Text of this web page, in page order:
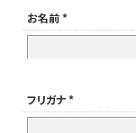
お名前 *
フリガナ *